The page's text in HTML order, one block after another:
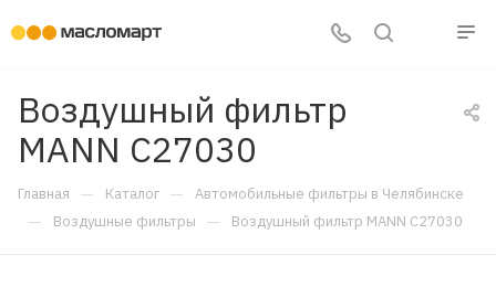
Воздушный фильтр
MANN C27030
Главная — Каталог — Автомобильные фильтры в Челябинске
— Воздушные фильтры — Воздушный фильтр MANN C27030